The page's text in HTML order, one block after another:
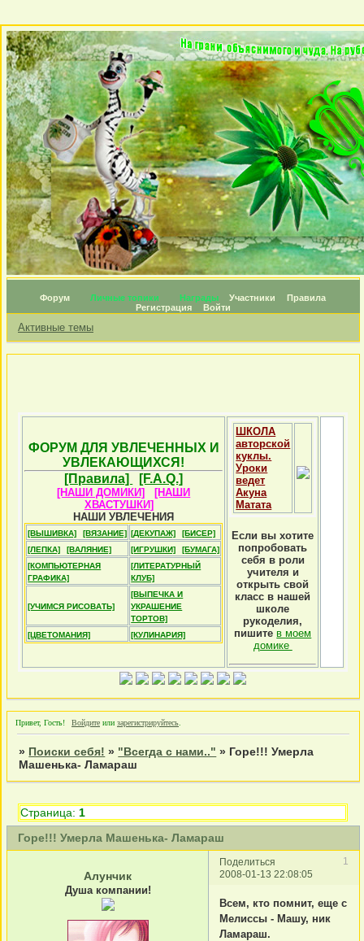
Форум Личные топики Награды Участники
Правила
Регистрация
Войти
Активные темы
ФОРУМ ДЛЯ УВЛЕЧЕННЫХ И
УВЛЕКАЮЩИХСЯ!
[Правила]
[F.A.Q.]
[НАШИ ДОМИКИ]
[НАШИ
ХВАСТУШКИ]
НАШИ УВЛЕЧЕНИЯ
[ВЫШИВКА] [ВЯЗАНИЕ] [ДЕКУПАЖ]
[БИСЕР]
[ЛЕПКА]
[ВАЛЯНИЕ] [ИГРУШКИ]
[БУМАГА]
[КОМПЬЮТЕРНАЯ
ГРАФИКА]
[ЛИТЕРАТУРНЫЙ
КЛУБ]
[УЧИМСЯ РИСОВАТЬ]
[ВЫПЕЧКА И
УКРАШЕНИЕ
ТОРТОВ]
[ЦВЕТОМАНИЯ]
[КУЛИНАРИЯ]
ШКОЛА
авторской
куклы.
Уроки
ведет
Акуна
Матата
Если вы хотите
попробовать
себя в роли
учителя и
открыть свой
класс в нашей
школе
рукоделия,
пишите в моем
домике
Привет, Гость! Войдите или зарегистрируйтесь
» Поиски себя! » "Всегда с нами.." » Горе!!! Умерла
Машенька- Ламараш
Горе!!! Умерла Машенька- Ламараш
Страница: 1
Поделиться
1
2008-01-13 22:08:05
Алунчик
Душа компании!
Всем, кто помнит, еще с
Мелиссы - Машу, ник
Ламараш.